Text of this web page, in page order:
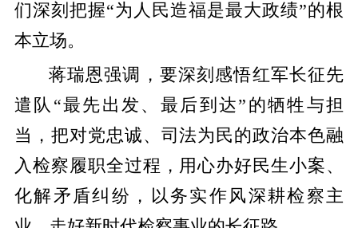
们深刻把握“为人民造福是最大政绩”的根
本立场。
蒋瑞恩强调，要深刻感悟红军长征先
遣队“最先出发、最后到达”的牺牲与担
当，把对党忠诚、司法为民的政治本色融
入检察履职全过程，用心办好民生小案、
化解矛盾纠纷，以务实作风深耕检察主